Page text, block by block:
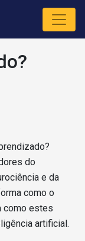
do
e da
como o
como estes
artificial.